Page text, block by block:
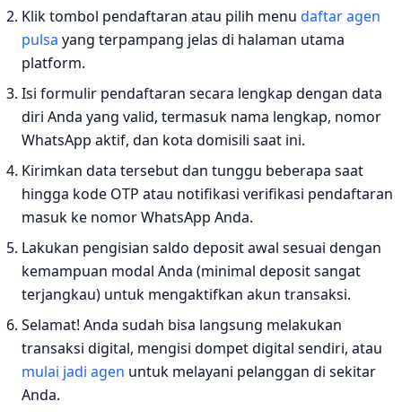
Klik tombol pendaftaran atau pilih menu daftar agen
pulsa yang terpampang jelas di halaman utama
platform.
Isi formulir pendaftaran secara lengkap dengan data
diri Anda yang valid, termasuk nama lengkap, nomor
WhatsApp aktif, dan kota domisili saat ini.
Kirimkan data tersebut dan tunggu beberapa saat
hingga kode OTP atau notifikasi verifikasi pendaftaran
masuk ke nomor WhatsApp Anda.
Lakukan pengisian saldo deposit awal sesuai dengan
kemampuan modal Anda (minimal deposit sangat
terjangkau) untuk mengaktifkan akun transaksi.
Selamat! Anda sudah bisa langsung melakukan
transaksi digital, mengisi dompet digital sendiri, atau
mulai jadi agen untuk melayani pelanggan di sekitar
Anda.